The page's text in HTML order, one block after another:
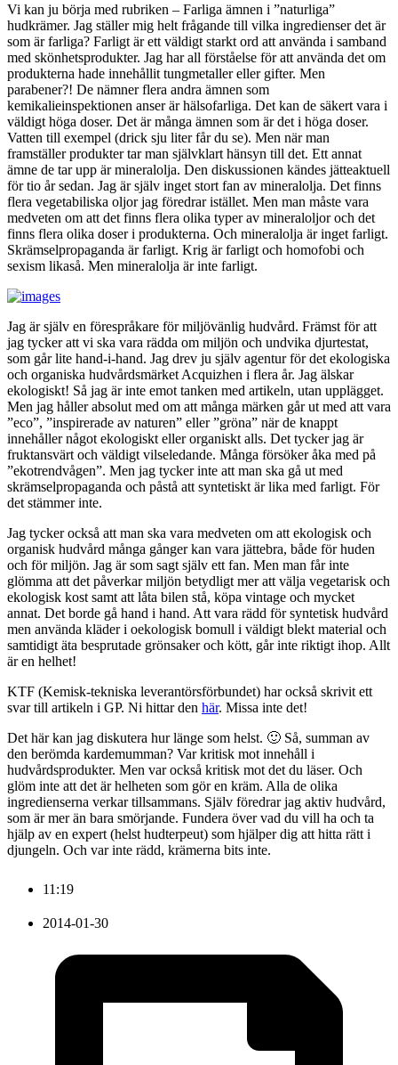
Vi kan ju börja med rubriken – Farliga ämnen i ”naturliga”
hudkrämer. Jag ställer mig helt frågande till vilka ingredienser det är
som är farliga? Farligt är ett väldigt starkt ord att använda i samband
med skönhetsprodukter. Jag har all förståelse för att använda det om
produkterna hade innehållit tungmetaller eller gifter. Men
parabener?! De nämner flera andra ämnen som
kemikalieinspektionen anser är hälsofarliga. Det kan de säkert vara i
väldigt höga doser. Det är många ämnen som är det i höga doser.
Vatten till exempel (drick sju liter får du se). Men när man
framställer produkter tar man självklart hänsyn till det. Ett annat
ämne de tar upp är mineralolja. Den diskussionen kändes jätteaktuell
för tio år sedan. Jag är själv inget stort fan av mineralolja. Det finns
flera vegetabiliska oljor jag föredrar istället. Men man måste vara
medveten om att det finns flera olika typer av mineraloljor och det
finns flera olika doser i produkterna. Och mineralolja är inget farligt.
Skrämselpropaganda är farligt. Krig är farligt och homofobi och
sexism likaså. Men mineralolja är inte farligt.
Jag är själv en förespråkare för miljövänlig hudvård. Främst för att
jag tycker att vi ska vara rädda om miljön och undvika djurtestat,
som går lite hand-i-hand. Jag drev ju själv agentur för det ekologiska
och organiska hudvårdsmärket Acquizhen i flera år. Jag älskar
ekologiskt! Så jag är inte emot tanken med artikeln, utan upplägget.
Men jag håller absolut med om att många märken går ut med att vara
”eco”, ”inspirerade av naturen” eller ”gröna” när de knappt
innehåller något ekologiskt eller organiskt alls. Det tycker jag är
fruktansvärt och väldigt vilseledande. Många försöker åka med på
”ekotrendvågen”. Men jag tycker inte att man ska gå ut med
skrämselpropaganda och påstå att syntetiskt är lika med farligt. För
det stämmer inte.
Jag tycker också att man ska vara medveten om att ekologisk och
organisk hudvård många gånger kan vara jättebra, både för huden
och för miljön. Jag är som sagt själv ett fan. Men man får inte
glömma att det påverkar miljön betydligt mer att välja vegetarisk och
ekologisk kost samt att låta bilen stå, köpa vintage och mycket
annat. Det borde gå hand i hand. Att vara rädd för syntetisk hudvård
men använda kläder i oekologisk bomull i väldigt blekt material och
samtidigt äta besprutade grönsaker och kött, går inte riktigt ihop. Allt
är en helhet!
KTF (Kemisk-tekniska leverantörsförbundet) har också skrivit ett
svar till artikeln i GP. Ni hittar den här. Missa inte det!
Det här kan jag diskutera hur länge som helst. 🙂 Så, summan av
den berömda kardemumman? Var kritisk mot innehåll i
hudvårdsprodukter. Men var också kritisk mot det du läser. Och
glöm inte att det är helheten som gör en kräm. Alla de olika
ingredienserna verkar tillsammans. Själv föredrar jag aktiv hudvård,
som är mer än bara smörjande. Fundera över vad du vill ha och ta
hjälp av en expert (helst hudterpeut) som hjälper dig att hitta rätt i
djungeln. Och var inte rädd, krämerna bits inte.
11:19
2014-01-30